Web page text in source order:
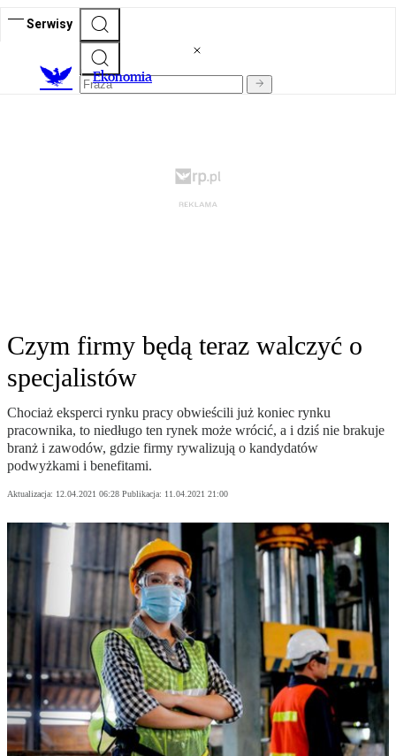
Serwisy
Ekonomia
Czym firmy będą teraz walczyć o
specjalistów
Chociaż eksperci rynku pracy obwieścili już koniec rynku
pracownika, to niedługo ten rynek może wrócić, a i dziś nie brakuje
branż i zawodów, gdzie firmy rywalizują o kandydatów
podwyżkami i benefitami.
Aktualizacja: 12.04.2021 06:28 Publikacja: 11.04.2021 21:00